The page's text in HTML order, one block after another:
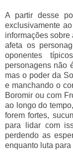
A partir desse
exclusivamente
informações sobre
afeta os
oponentes
personagens não
mas o poder da
e manchando o
Boromir ou com
ao longo do
forem fortes,
para lidar com
perdendo as
enquanto luta